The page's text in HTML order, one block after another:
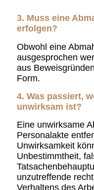
3. Muss eine
erfolgen?
Obwohl eine
ausgesprochen
aus
Form.
4. Was passiert,
unwirksam ist?
Eine unwirksame
Personalakte
Unwirksamkeit
Unbestimmtheit,
unzutreffende
Verhaltens des